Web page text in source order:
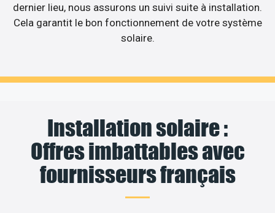
dernier lieu, nous assurons un suivi suite à installation.
Cela garantit le bon fonctionnement de votre système
solaire.
Installation solaire :
Offres imbattables avec
fournisseurs français